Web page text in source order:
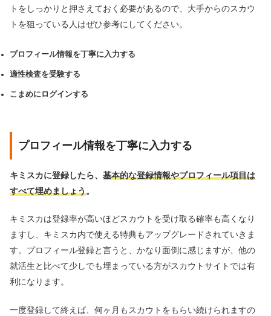
トをしっかりと押さえておく必要があるので、大手からのスカウ
トを狙っている人はぜひ参考にしてください。
プロフィール情報を丁寧に入力する
適性検査を受験する
こまめにログインする
プロフィール情報を丁寧に入力する
キミスカに登録したら、 基本的な登録情報やプロフィール項目は
すべて埋めましょう。
キミスカは登録率が高いほどスカウトを受け取る確率も高くなり
ますし、キミスカ内で使える特典もアップグレードされていきま
す。プロフィール登録と言うと、かなり面倒に感じますが、他の
就活生と比べて少しでも埋まっている方がスカウトサイトでは有
利になります。
一度登録して終えば、何ヶ月もスカウトをもらい続けられますの